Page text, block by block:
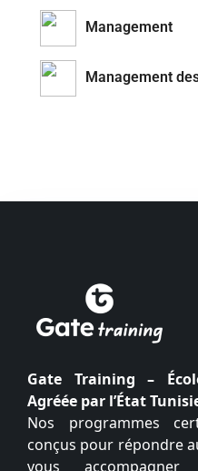
Management
Management
Gate Training –
Agréée par l’État
Nos programmes
conçus pour répondre
vous